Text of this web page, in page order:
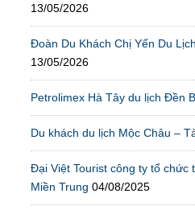
13/05/2026
Đoàn Du Khách Chị Yến Du
13/05/2026
Petrolimex Hà Tây du lịch Đền
Du khách du lịch Mộc Châu –
Đại Việt Tourist công ty tổ chức
Miền Trung 04/08/2025